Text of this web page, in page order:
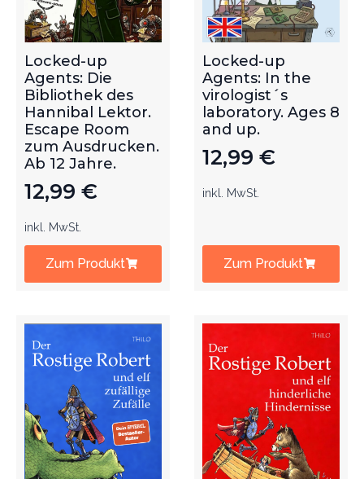
Locked-up
Agents: Die
Bibliothek des
Hannibal Lektor.
Escape Room
zum Ausdrucken.
Ab 12 Jahre.
12,99 €
inkl. MwSt.
Zum Produkt
Locked-up
Agents: In the
virologist´s
laboratory. Ages 8
and up.
12,99 €
inkl. MwSt.
Zum Produkt